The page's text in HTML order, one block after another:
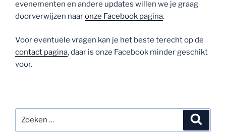
evenementen en andere updates willen we je graag
doorverwijzen naaronze Facebook pagina.
Voor eventuele vragen kan je het beste terecht op de
contact pagina, daar is onze Facebook minder geschikt
voor.
naar: